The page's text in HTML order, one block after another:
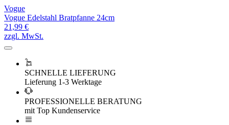
Vogue
Vogue Edelstahl Bratpfanne 24cm
21,99 €
zzgl. MwSt.
SCHNELLE LIEFERUNG
Lieferung 1-3 Werktage
PROFESSIONELLE BERATUNG
mit Top Kundenservice